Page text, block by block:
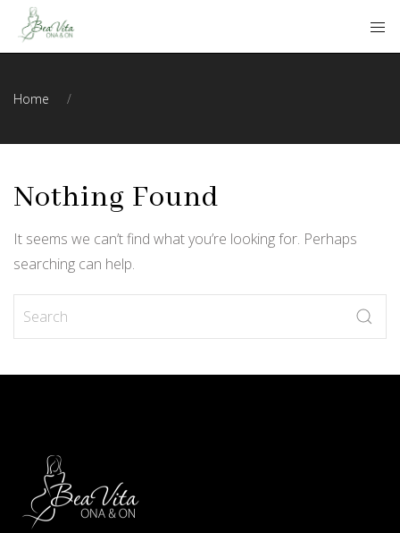
Home
Nothing Found
It seems we can’t find what you’re looking for. Perhaps
searching can help.